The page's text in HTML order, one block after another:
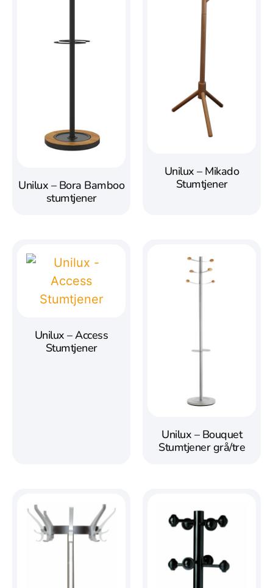
Unilux – Bora Bamboo
stumtjener
Unilux – Mikado
Stumtjener
Unilux – Access
Stumtjener
Unilux – Bouquet
Stumtjener grå/tre